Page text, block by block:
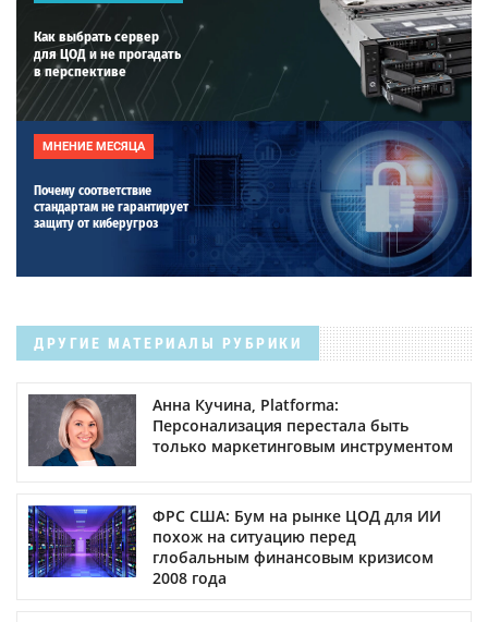
Как выбрать сервер
для ЦОД и не прогадать
в перспективе
МНЕНИЕ МЕСЯЦА
Почему соответствие
стандартам не гарантирует
защиту от киберугроз
ДРУГИЕ МАТЕРИАЛЫ РУБРИКИ
Анна Кучина, Platforma:
Персонализация перестала быть
только маркетинговым инструментом
ФРС США: Бум на рынке ЦОД для ИИ
похож на ситуацию перед
глобальным финансовым кризисом
2008 года